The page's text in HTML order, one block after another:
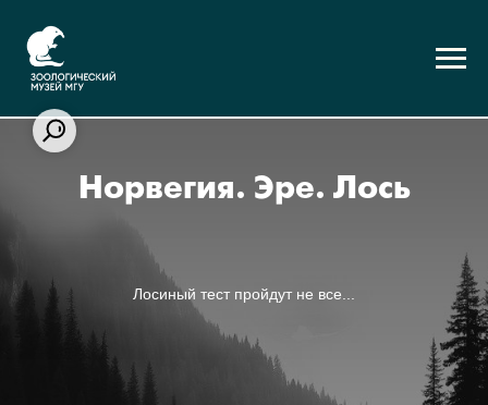
Норвегия. Эре. Лось
Лосиный тест пройдут не все...